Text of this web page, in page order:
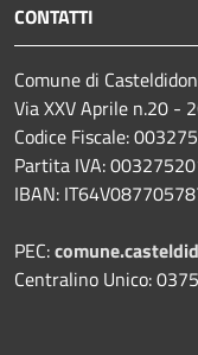
CONTATTI
Comune di
Via XXV Aprile n.20 -
Codice Fiscale:
Partita IVA:
IBAN:
PEC:
Centralino Unico: